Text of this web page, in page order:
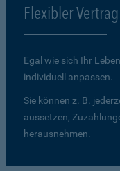
Flexibler Vertrag
Egal wie sich Ihr
individuell anpassen.
Sie können z. B.
aussetzen,
herausnehmen.